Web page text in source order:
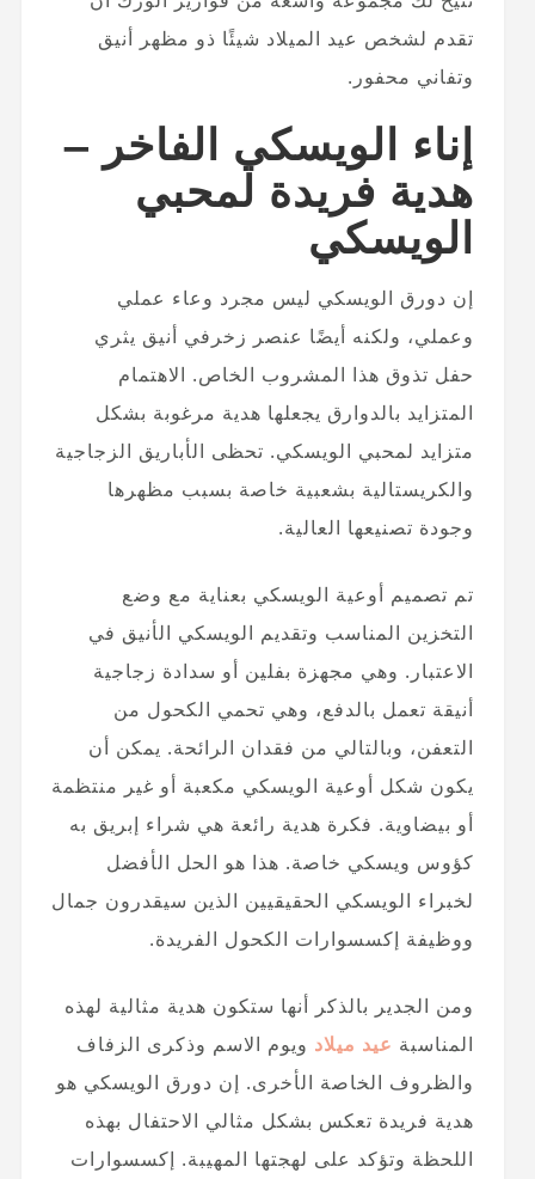
تقدم لشخص عيد الميلاد شيئًا ذو مظهر أنيق
وتفاني محفور.
إناء الويسكي الفاخر –
هدية فريدة لمحبي
الويسكي
إن دورق الويسكي ليس مجرد وعاء عملي
وعملي، ولكنه أيضًا عنصر زخرفي أنيق يثري
حفل تذوق هذا المشروب الخاص. الاهتمام
المتزايد بالدوارق يجعلها هدية مرغوبة بشكل
متزايد لمحبي الويسكي. تحظى الأباريق الزجاجية
والكريستالية بشعبية خاصة بسبب مظهرها
وجودة تصنيعها العالية.
تم تصميم أوعية الويسكي بعناية مع وضع
التخزين المناسب وتقديم الويسكي الأنيق في
الاعتبار. وهي مجهزة بفلين أو سدادة زجاجية
أنيقة تعمل بالدفع، وهي تحمي الكحول من
التعفن، وبالتالي من فقدان الرائحة. يمكن أن
يكون شكل أوعية الويسكي مكعبة أو غير منتظمة
أو بيضاوية. فكرة هدية رائعة هي شراء إبريق به
كؤوس ويسكي خاصة. هذا هو الحل الأفضل
لخبراء الويسكي الحقيقيين الذين سيقدرون جمال
ووظيفة إكسسوارات الكحول الفريدة.
ومن الجدير بالذكر أنها ستكون هدية مثالية لهذه
المناسبة عيد ميلاد ويوم الاسم وذكرى الزفاف
والظروف الخاصة الأخرى. إن دورق الويسكي هو
هدية فريدة تعكس بشكل مثالي الاحتفال بهذه
اللحظة وتؤكد على لهجتها المهيبة. إكسسوارات